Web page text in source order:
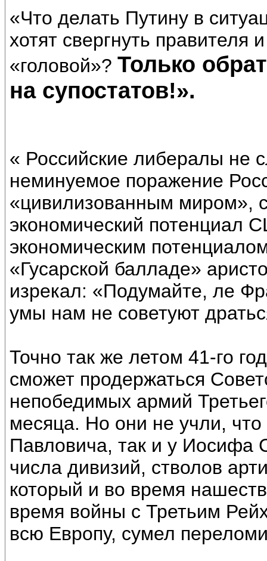
«Что делать Путину в
хотят свергнуть правителя
«головой»? Только
на супостатов!».
« Российские либералы не
неминуемое поражение
«цивилизованным миром»,
экономический потенциал
экономическим
«Гусарской балладе»
изрекал: «Подумайте, ле
умы нам не советуют
Точно так же летом 41-го
сможет продержаться
непобедимых армий
месяца. Но они не учли, что
Павловича, так и у Иосифа
числа дивизий, стволов
который и во время
время войны с Третьим
всю Европу, сумел